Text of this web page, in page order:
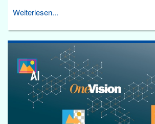
Weiterlesen...